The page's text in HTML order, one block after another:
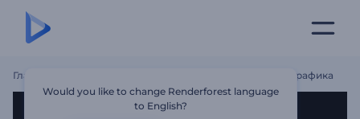
Главная Набор Для Видео: Трендовая Типографика
Would you like to change Renderforest language
to English?